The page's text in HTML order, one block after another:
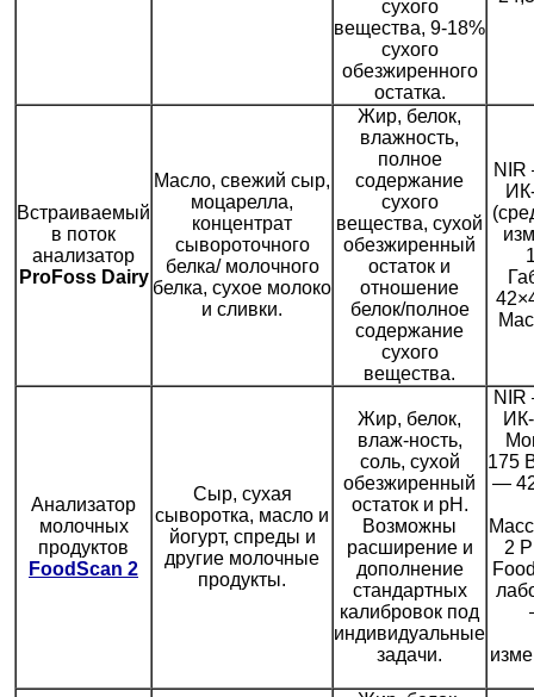
сухого
вещества, 9-18%
сухого
обезжиренного
остатка.
Встраиваемый
в поток
анализатор
ProFoss Dairy
Масло, свежий сыр,
моцарелла,
концентрат
сывороточного
белка/ молочного
белка, сухое молоко
и сливки.
Жир, белок,
влажность,
полное
содержание
сухого
вещества, сухой
обезжиренный
остаток и
отношение
белок/полное
содержание
сухого
вещества.
Анализатор
молочных
продуктов
FoodScan 2
Сыр, сухая
сыворотка, масло и
йогурт, спреды и
другие молочные
продукты.
Жир, белок,
влаж-ность,
соль, сухой
обезжиренный
остаток и рН.
Возможны
расширение и
дополнение
стандартных
калибровок под
индивидуальные
задачи.
175
—
2